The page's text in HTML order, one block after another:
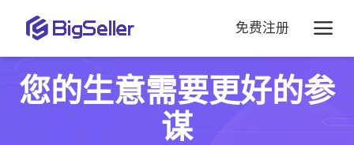
免费注册
您的生意需要更好的参
谋